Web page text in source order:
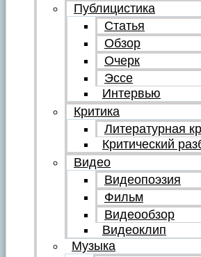
Публицистика
Статья
Обзор
Очерк
Эссе
Интервью
Критика
Литературная
Критический
Видео
Видеопоэзия
Фильм
Видеообзор
Видеоклип
Музыка